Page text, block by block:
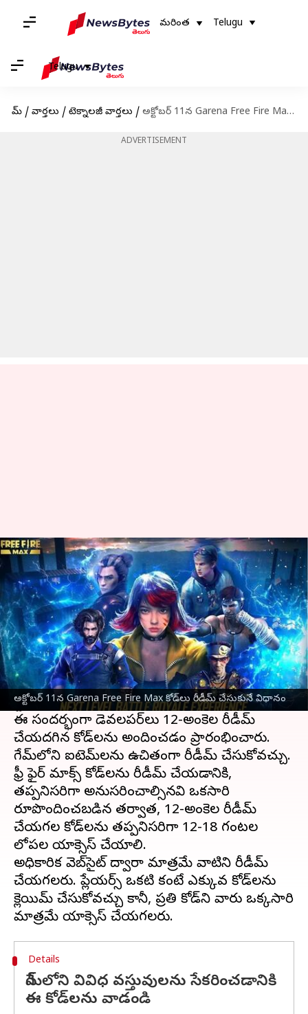
మరింత Telugu
Telugu
హోమ్ / వార్తలు / టెక్నాలజీ వార్తలు / అక్టోబర్ 11న Garena Free Fire Max కోడ్‌లు రీడీమ్ చేసుకునే విధానం
ADVERTISEMENT
అక్టోబర్ 11న Garena Free Fire Max కోడ్‌లు రీడీమ్ చేసుకునే విధానం
అక్టోబర్ 11న Garena Free Fire
Max కోడ్‌లు రీడీమ్ చేసుకునే విధానం
వ్రాసిన వారు Jayachandra Akuri Oct 11, 2023 09:33 am
ఈ వార్తాకథనం ఏంటి
Garena సెప్టెంబర్ 2021లో కాస్మెటిక్ అప్‌లతోఫ్రీ ఫైర్
మాక్స్ని విడుదల చేసింది. ఈ మధ్యే గూగుల్ ప్లే
స్టోర్‌లో 100 మిలియన్ డౌన్‌లోడ్‌లు చేరుకుంది.
ఈ సందర్భంగా డెవలపర్‌లు 12-అంకెల రీడీమ్
చేయదగిన కోడ్‌లను అందించడం ప్రారంభించారు.
గేమ్‌లోని ఐటెమ్‌లను ఉచితంగా రీడీమ్ చేసుకోవచ్చు.
ఫ్రీ ఫైర్ మాక్స్ కోడ్‌లను రీడీమ్ చేయడానికి,
తప్పనిసరిగా అనుసరించాల్సినవి ఒకసారి
రూపొందించబడిన తర్వాత, 12-అంకెల రీడీమ్
చేయగల కోడ్‌లను తప్పనిసరిగా 12-18 గంటల
లోపల యాక్సెస్ చేయాలి.
అధికారిక వెబ్‌సైట్ ద్వారా మాత్రమే వాటిని రీడీమ్
చేయగలరు. ప్లేయర్స్ ఒకటి కంటే ఎక్కువ కోడ్‌లను
క్లెయిమ్ చేసుకోవచ్చు కానీ, ప్రతి కోడ్‌ని వారు ఒక్కసారి
Details
గేమ్‌లోని వివిధ వస్తువులను సేకరించడానికి
ఈ కోడ్‌లను వాడండి